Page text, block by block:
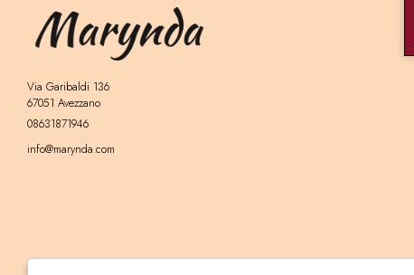
Via Garibaldi 136
67051 Avezzano
08631871946
info@marynda.com